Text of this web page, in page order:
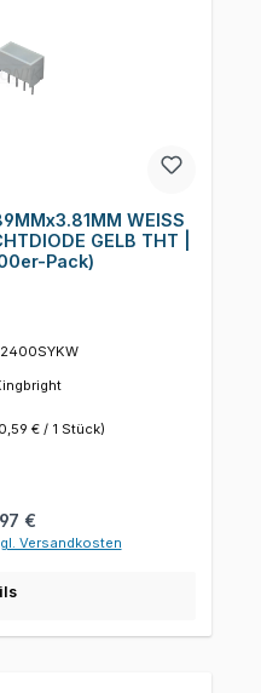
WEISS
GELB THT |
Pack)
€ / 1 Stück)
Preis:
€
Versandkosten